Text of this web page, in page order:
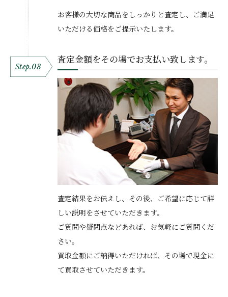
お客様の大切な商品をしっかりと査定し、ご満足
いただける価格をご提示いたします。
Step.03
査定金額をその場でお支払い致します。
査定結果をお伝えし、その後、ご希望に応じて詳
しい説明をさせていただきます。
ご質問や疑問点などあれば、お気軽にご質問くだ
さい。
買取金額にご納得いただければ、その場で現金に
て買取させていただきます。